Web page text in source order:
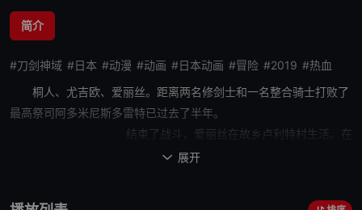
简介
#刀剑神域 #日本 #动漫 #动画 #日本动画 #冒险 #2019 #热血
桐人、尤吉欧、 爱丽丝。距离两名修剑士和一名整合骑士打败了
最高祭司阿多米尼斯多雷特已过去了半年。
结束了战斗， 爱丽丝在故乡 卢利特村生活。在
她的身旁，是失去了挚友，自己也失去了手臂和心的桐人。
 展开